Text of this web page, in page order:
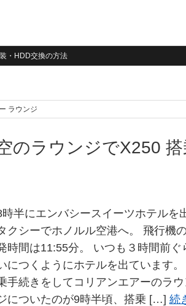
・HDD交換の方法
ラウンジ
のラウンジでX250 搭
時半にエンバシースイーツホテルを
クシーでホノルル空港へ。 飛行機
時間は11:55分。 いつも３時間前ぐ
につくようにホテルを出ています。
手続きをしてコリアンエアーのラウ
についたのが9時半頃、搭乗 […] 続